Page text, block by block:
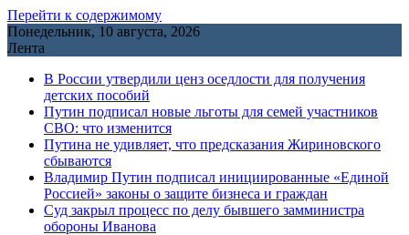
Перейти к содержимому
Понедельник, 10 августа, 2026
Лента
В России утвердили ценз оседлости для получения
детских пособий
Путин подписал новые льготы для семей участников
СВО: что изменится
Путина не удивляет, что предсказания Жириновского
сбываются
Владимир Путин подписал инициированные «Единой
Россией» законы о защите бизнеса и граждан
Cуд закрыл процесс по делу бывшего замминистра
обороны Иванова